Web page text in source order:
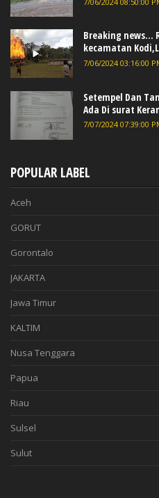
Breaking news...
kecamatan
7/06/2024 03:16:00
Setempel Dan
Ada Di surat
7/07/2024 07:39:00
POPULAR LABEL
Aceh
GORUT
Gorontalo
JAKARTA
Jawa Timur
KALTIM
Nusa Tenggara
Papua
Riau
Sulsel
Sulut